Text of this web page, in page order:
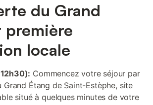
du Grand
première
locale
Commencez votre séjour par
Étang de Saint-Estèphe, site
situé à quelques minutes de votre